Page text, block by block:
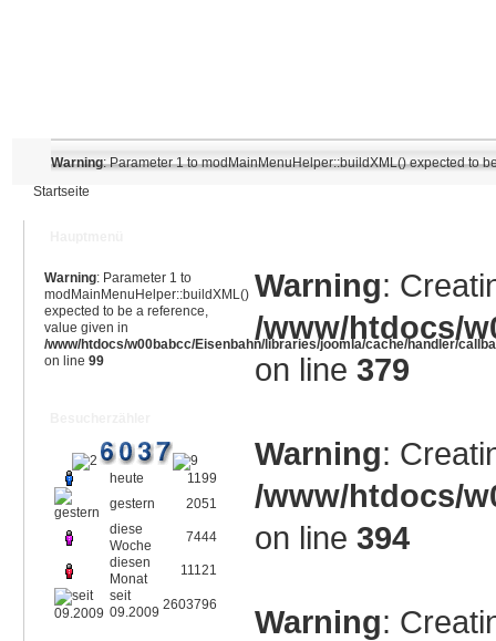
Warning: Parameter 1 to modMainMenuHelper::buildXML() expected to
Startseite
Warning: Parameter 1 to
modMainMenuHelper::buildXML()
expected to be a reference,
value given in
/www/htdocs/w00babcc/Eisenbahn/libraries/joomla/cache/handler/
on line 99
heute
1199
gestern
2051
diese
Woche
7444
diesen
Monat
11121
seit
09.2009 2603796
Warning:
/www/htdocs/
on line 379
Warning:
/www/htdocs/
on line 394
Warning: